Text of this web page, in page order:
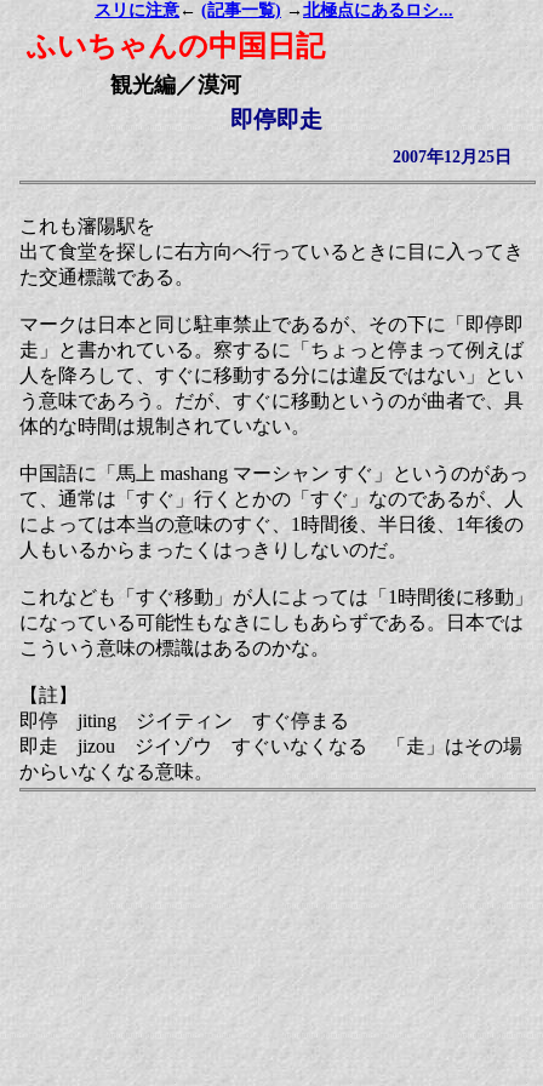
スリに注意 ← (記事一覧) → 北極点にあるロシ...
ふいちゃんの中国日記
観光編／漠河
即停即走
2007年12月25日
これも瀋陽駅を
出て食堂を探しに右方向へ行っているときに目に入ってき
た交通標識である。
マークは日本と同じ駐車禁止であるが、その下に「即停即
走」と書かれている。察するに「ちょっと停まって例えば
人を降ろして、すぐに移動する分には違反ではない」とい
う意味であろう。だが、すぐに移動というのが曲者で、具
体的な時間は規制されていない。
中国語に「馬上 mashang マーシャン すぐ」というのがあっ
て、通常は「すぐ」行くとかの「すぐ」なのであるが、人
によっては本当の意味のすぐ、1時間後、半日後、1年後の
人もいるからまったくはっきりしないのだ。
これなども「すぐ移動」が人によっては「1時間後に移動」
になっている可能性もなきにしもあらずである。日本では
こういう意味の標識はあるのかな。
【註】
即停 jiting ジイティン すぐ停まる
即走 jizou ジイゾウ すぐいなくなる 「走」はその場
からいなくなる意味。